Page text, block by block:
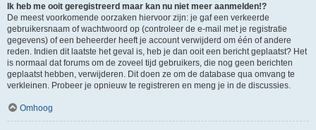
Ik heb me ooit geregistreerd maar kan nu niet meer aanmelden!?
De meest voorkomende oorzaken hiervoor zijn: je gaf een verkeerde
gebruikersnaam of wachtwoord op (controleer de e-mail met je registratie
gegevens) of een beheerder heeft je account verwijderd om één of andere
reden. Indien dit laatste het geval is, heb je dan ooit een bericht geplaatst? Het
is normaal dat forums om de zoveel tijd gebruikers, die nog geen berichten
geplaatst hebben, verwijderen. Dit doen ze om de database qua omvang te
verkleinen. Probeer je opnieuw te registreren en meng je in de discussies.
Omhoog